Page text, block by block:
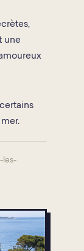
une
les-